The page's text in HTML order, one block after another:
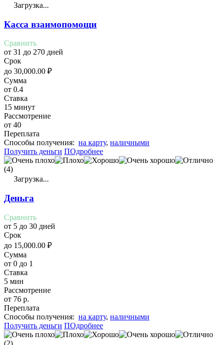
Загрузка...
Касса взаимопомощи
Сравнить
от 31 до 270 дней
Срок
до 30,000.00 ₽
Сумма
от 0.4
Ставка
15 минут
Рассмотрение
от 40
Переплата
Cпособы получения: на карту, наличными
Получить деньги ПОдробнее
(4)
Загрузка...
Деньга
Сравнить
от 5 до 30 дней
Срок
до 15,000.00 ₽
Сумма
от 0 до 1
Ставка
5 мин
Рассмотрение
от 76 р.
Переплата
Cпособы получения: на карту, наличными
Получить деньги ПОдробнее
(2)